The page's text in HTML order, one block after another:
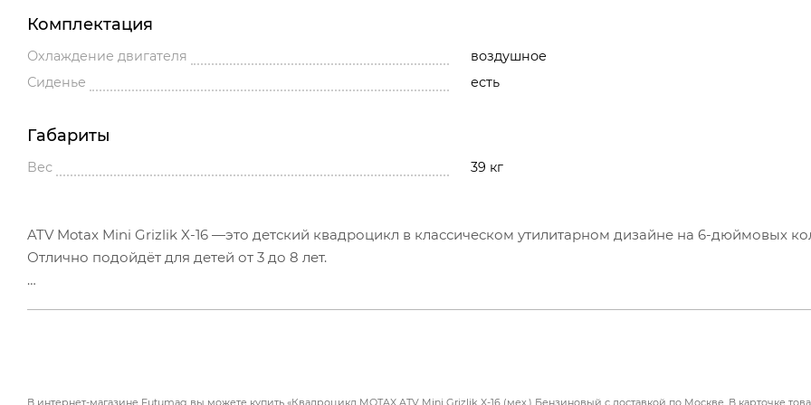
Комплектация
Охлаждение двигателя
воздушное
Сиденье
есть
Габариты
Вес 39 кг
ATV Motax Mini Grizlik X-16 —это детский квадроцикл в классическом утилитарном дизайне на 6-дюймовых
Отлично подойдёт для детей от 3 до 8 лет.